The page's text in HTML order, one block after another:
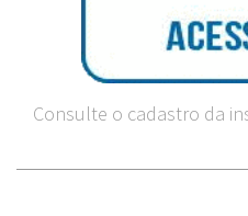
Consulte o cadastro da